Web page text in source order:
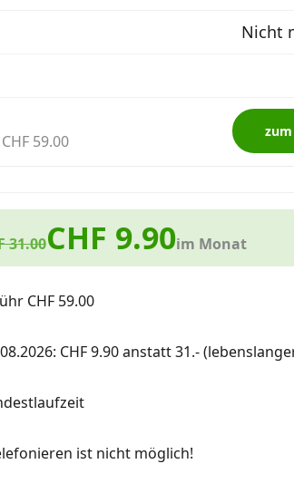
Nicht
59.00
31.00CHF 9.90im Monat
CHF 59.00
CHF 9.90 anstatt 31.-
ist nicht möglich!